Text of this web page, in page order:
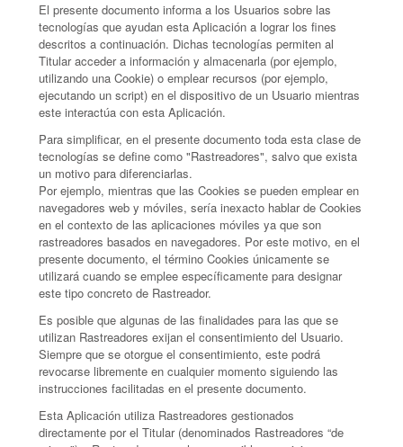
El presente documento informa a los Usuarios sobre las
tecnologías que ayudan esta Aplicación a lograr los fines
descritos a continuación. Dichas tecnologías permiten al
Titular acceder a información y almacenarla (por ejemplo,
utilizando una Cookie) o emplear recursos (por ejemplo,
ejecutando un script) en el dispositivo de un Usuario mientras
este interactúa con esta Aplicación.
Para simplificar, en el presente documento toda esta clase de
tecnologías se define como "Rastreadores", salvo que exista
un motivo para diferenciarlas.
Por ejemplo, mientras que las Cookies se pueden emplear en
navegadores web y móviles, sería inexacto hablar de Cookies
en el contexto de las aplicaciones móviles ya que son
rastreadores basados en navegadores. Por este motivo, en el
presente documento, el término Cookies únicamente se
utilizará cuando se emplee específicamente para designar
este tipo concreto de Rastreador.
Es posible que algunas de las finalidades para las que se
utilizan Rastreadores exijan el consentimiento del Usuario.
Siempre que se otorgue el consentimiento, este podrá
revocarse libremente en cualquier momento siguiendo las
instrucciones facilitadas en el presente documento.
Esta Aplicación utiliza Rastreadores gestionados
directamente por el Titular (denominados Rastreadores “de